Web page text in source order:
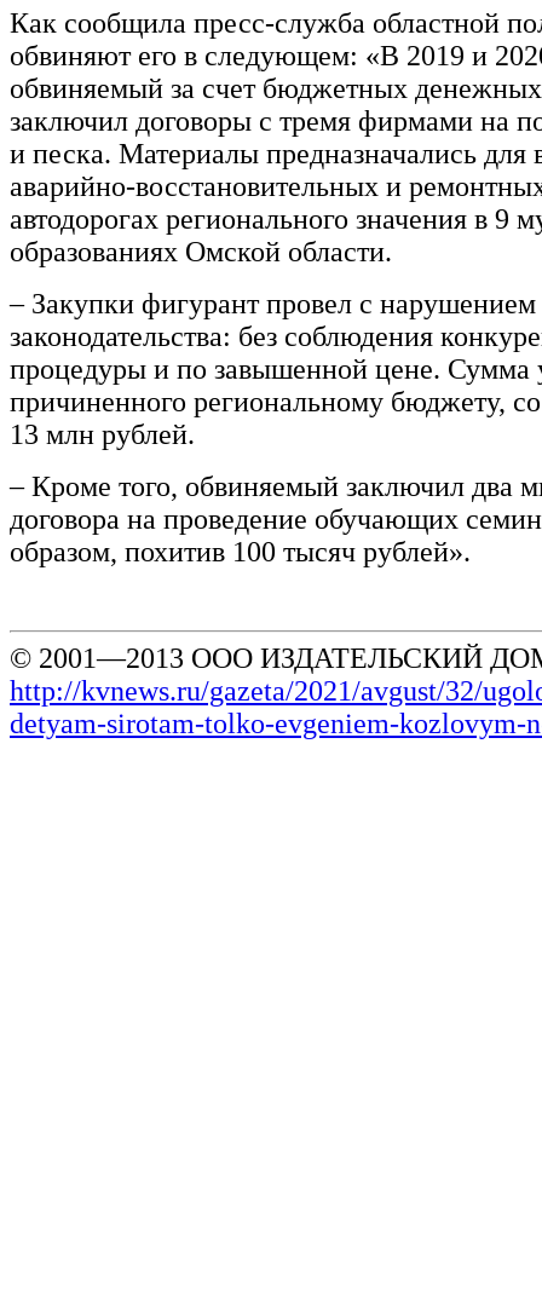
Как сообщила пресс-служба областной
обвиняют его в следующем: «В 2019 и
обвиняемый за счет бюджетных денежных
заключил договоры с тремя фирмами на
и песка. Материалы предназначались для
аварийно-восстановительных и
автодорогах регионального значения в 9
образованиях Омской области.
– Закупки фигурант провел с нарушением
законодательства: без соблюдения
процедуры и по завышенной цене. Сумма
причиненного региональному бюджету,
13 млн рублей.
– Кроме того, обвиняемый заключил два
договора на проведение обучающих
образом, похитив 100 тысяч рублей».
© 2001—2013 ООО ИЗДАТЕЛЬСКИЙ
http://kvnews.ru/gazeta/2021/avgust/32/
detyam-sirotam-tolko-evgeniem-kozlovym-